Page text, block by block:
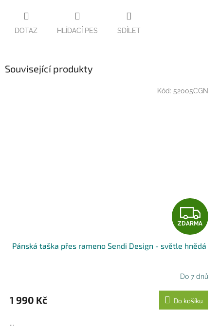
DOTAZ HLÍDACÍ PES SDÍLET
Související produkty
Z
D
A
R
M
A
ZDARMA
Pánská taška přes rameno Sendi Design - světle hnědá
Do 7 dnů
1 990 Kč Do košíku
...
Kód: 52005CGN